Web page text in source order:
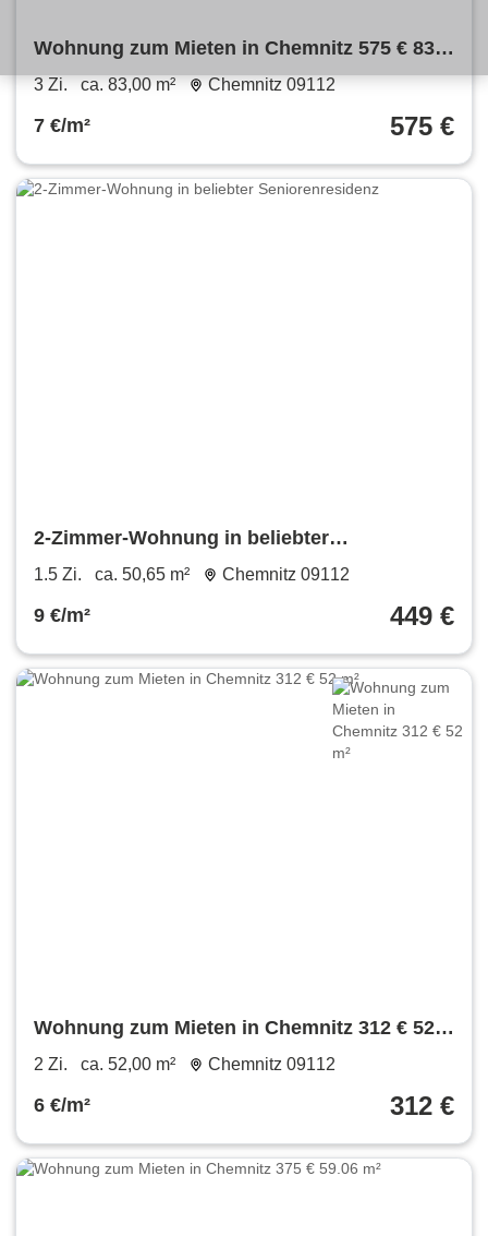
Wohnung zum Mieten in Chemnitz 575 € 83
m²
3 Zi. ca. 83,00 m² Chemnitz 09112
7 €/m² 575 €
2-Zimmer-Wohnung in beliebter
Seniorenresidenz
1.5 Zi. ca. 50,65 m² Chemnitz 09112
9 €/m² 449 €
Wohnung zum Mieten in Chemnitz 312 € 52
m²
2 Zi. ca. 52,00 m² Chemnitz 09112
6 €/m² 312 €